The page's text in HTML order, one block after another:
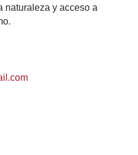
naturaleza y acceso a